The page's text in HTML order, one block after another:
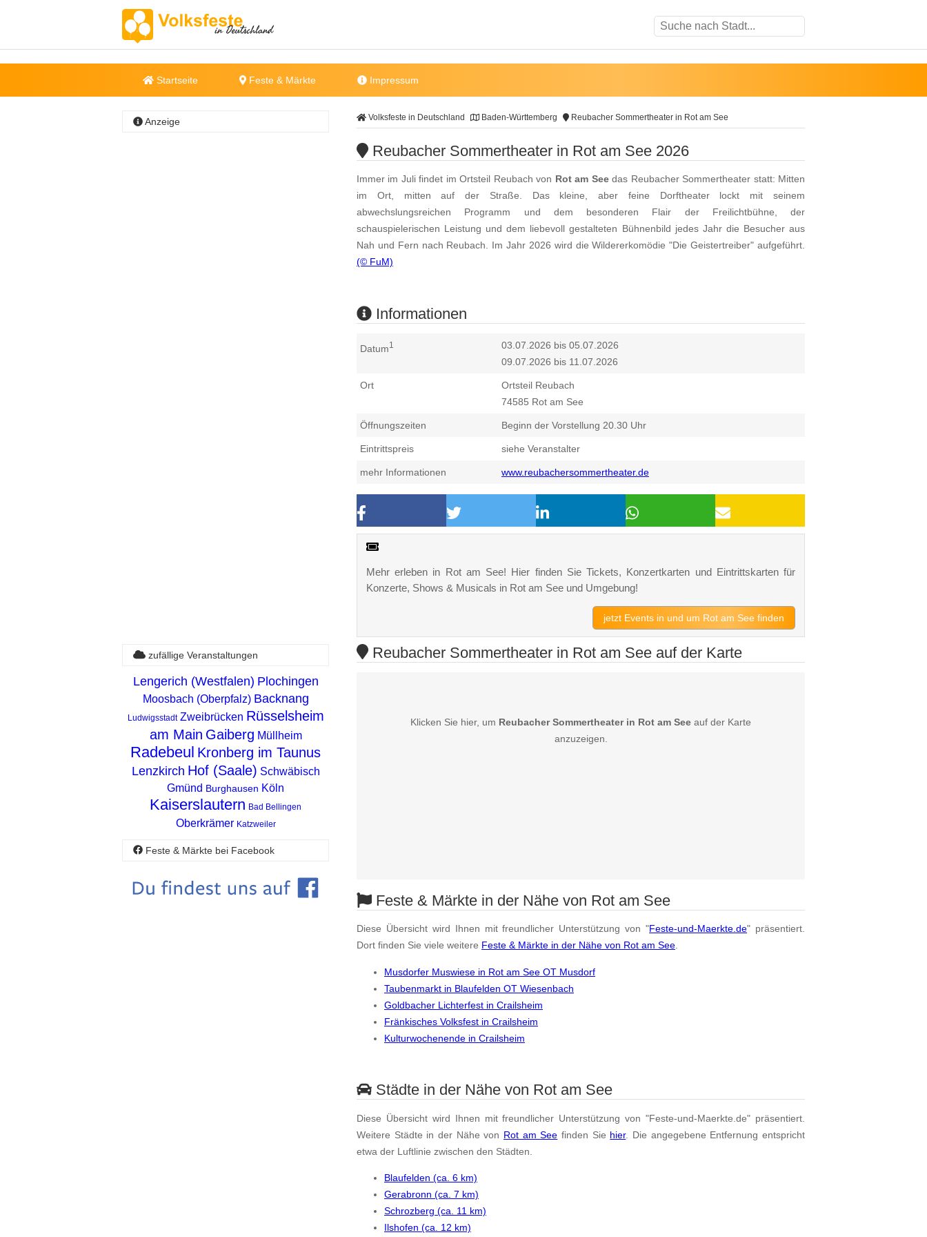
Startseite Feste & Märkte Impressum
Volksfeste in Deutschland Baden-Württemberg Reubacher Sommertheater in Rot am See
Reubacher Sommertheater in Rot am See 2026
Immer im Juli findet im Ortsteil Reubach von Rot am Seedas Reubacher Sommertheater statt: Mitten
im Ort, mitten auf der Straße. Das kleine, aber feine Dorftheater lockt mit seinem
abwechslungsreichen Programm und dem besonderen Flair der Freilichtbühne, der
schauspielerischen Leistung und dem liebevoll gestalteten Bühnenbild jedes Jahr die Besucher aus
Nah und Fern nach Reubach. Im Jahr 2026 wird die Wildererkomödie "Die Geistertreiber" aufgeführt.
(© FuM)
Informationen
Datum1
03.07.2026 bis 05.07.2026
09.07.2026 bis 11.07.2026
Ort
Ortsteil Reubach
74585 Rot am See
Öffnungszeiten Beginn der Vorstellung 20.30 Uhr
Eintrittspreis siehe Veranstalter
mehr Informationen www.reubachersommertheater.de
Mehr erleben in Rot am See! Hier finden Sie Tickets, Konzertkarten und Eintrittskarten für
Konzerte, Shows & Musicals in Rot am See und Umgebung!
jetzt Events in und um Rot am See finden
Anzeige
Reubacher Sommertheater in Rot am See auf der Karte
Klicken Sie hier, um Reubacher Sommertheater in Rot am See auf der Karte
anzuzeigen.
Feste & Märkte in der Nähe von Rot am See
Diese Übersicht wird Ihnen mit freundlicher Unterstützung von "Feste-und-Maerkte.de" präsentiert.
Dort finden Sie viele weitere Feste & Märkte in der Nähe von Rot am See.
Musdorfer Muswiese in Rot am See OT Musdorf
Taubenmarkt in Blaufelden OT Wiesenbach
Goldbacher Lichterfest in Crailsheim
Fränkisches Volksfest in Crailsheim
Kulturwochenende in Crailsheim
Städte in der Nähe von Rot am See
Diese Übersicht wird Ihnen mit freundlicher Unterstützung von "Feste-und-Maerkte.de" präsentiert.
Weitere Städte in der Nähe von Rot am See finden Sie hier. Die angegebene Entfernung entspricht
etwa der Luftlinie zwischen den Städten.
Blaufelden (ca. 6 km)
Gerabronn (ca. 7 km)
Schrozberg (ca. 11 km)
Ilshofen (ca. 12 km)
zufällige Veranstaltungen
Lengerich (Westfalen) Plochingen
Moosbach (Oberpfalz) Backnang
Ludwigsstadt Zweibrücken Rüsselsheim
am Main Gaiberg Müllheim
Radebeul Kronberg im Taunus
Lenzkirch Hof (Saale) Schwäbisch
Gmünd Burghausen Köln
Kaiserslautern Bad Bellingen
Oberkrämer Katzweiler
Feste & Märkte bei Facebook